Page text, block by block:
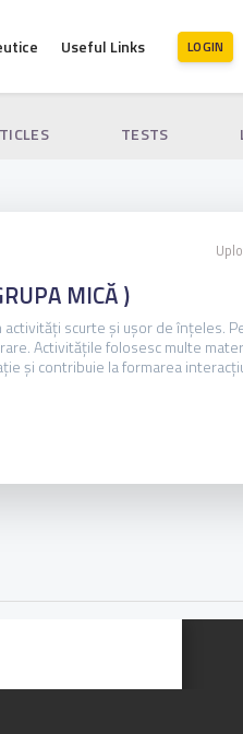
Useful Links LOGIN
TESTS
MICĂ )
scurte și ușor de înțeles.
Activitățile folosesc multe
și contribuie la formarea